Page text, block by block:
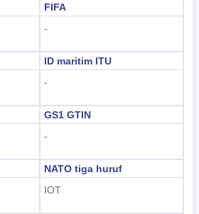
FIFA
-
ID maritim ITU
-
GS1 GTIN
-
NATO tiga huruf
IOT